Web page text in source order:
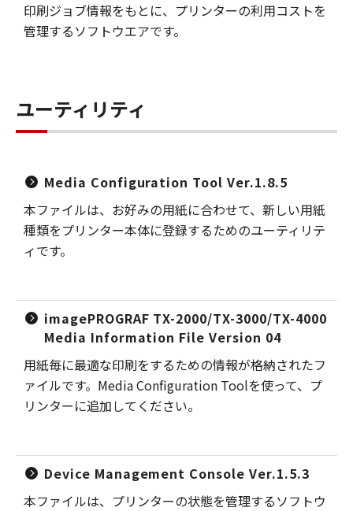
印刷ジョブ情報をもとに、プリンターの利用コストを
管理するソフトウエアです。
ユーティリティ
Media Configuration Tool Ver.1.8.5
本ファイルは、お好みの用紙に合わせて、新しい用紙
種類をプリンター本体に登録するためのユーティリテ
ィです。
imagePROGRAF TX-2000/TX-3000/TX-4000
Media Information File Version 04
用紙毎に最適な印刷をするための情報が格納されたフ
ァイルです。Media Configuration Toolを使って、プ
リンターに追加してください。
Device Management Console Ver.1.5.3
本ファイルは、プリンターの状態を管理するソフトウ